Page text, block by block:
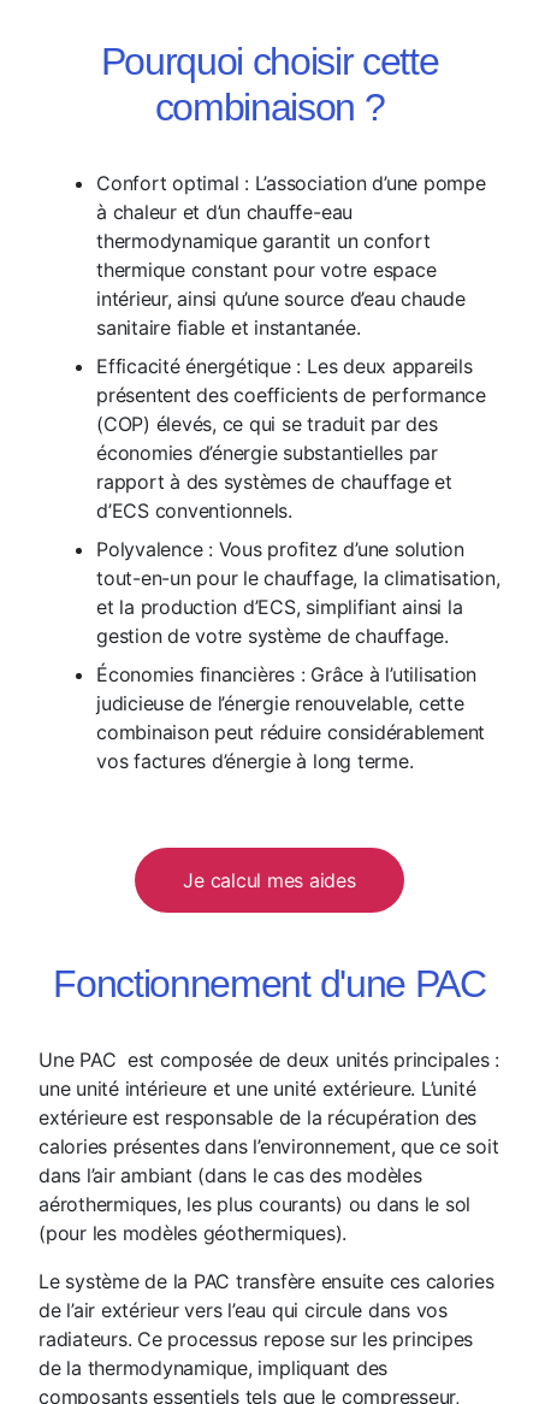
Pourquoi choisir cette
combinaison ?
Confort optimal : L’association d’une pompe
à chaleur et d’un chauffe-eau
thermodynamique garantit un confort
thermique constant pour votre espace
intérieur, ainsi qu’une source d’eau chaude
sanitaire fiable et instantanée.
Efficacité énergétique : Les deux appareils
présentent des coefficients de performance
(COP) élevés, ce qui se traduit par des
économies d’énergie substantielles par
rapport à des systèmes de chauffage et
d’ECS conventionnels.
Polyvalence : Vous profitez d’une solution
tout-en-un pour le chauffage, la climatisation,
et la production d’ECS, simplifiant ainsi la
gestion de votre système de chauffage.
Économies financières : Grâce à l’utilisation
judicieuse de l’énergie renouvelable, cette
combinaison peut réduire considérablement
vos factures d’énergie à long terme.
Je calcul mes aides
Fonctionnement d'une PAC
Une PAC est composée de deux unités principales :
une unité intérieure et une unité extérieure. L’unité
extérieure est responsable de la récupération des
calories présentes dans l’environnement, que ce soit
dans l’air ambiant (dans le cas des modèles
aérothermiques, les plus courants) ou dans le sol
(pour les modèles géothermiques).
Le système de la PAC transfère ensuite ces calories
de l’air extérieur vers l’eau qui circule dans vos
radiateurs. Ce processus repose sur les principes
de la thermodynamique, impliquant des
composants essentiels tels que le compresseur,